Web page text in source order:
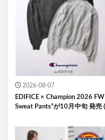
2026-08-07
EDIFICE × Champion 2026
Sweat Pants”が10月中旬 発売